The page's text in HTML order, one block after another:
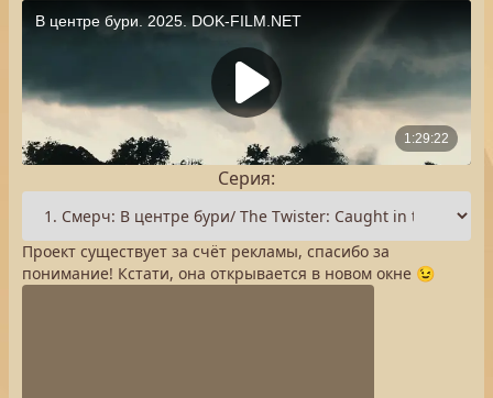
Серия:
Проект существует за счёт рекламы, спасибо за
понимание! Кстати, она открывается в новом окне 😉